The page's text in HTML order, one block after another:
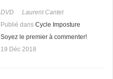
DVD
Laurent Cantet
Publié dans Cycle Imposture
Soyez le premier à commenter!
19 Déc 2018